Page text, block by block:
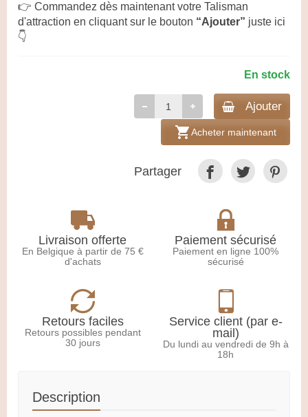
👉 Commandez dès maintenant votre Talisman
d'attraction en cliquant sur le bouton “Ajouter” juste ici
👇
En stock
Ajouter
shopping_cartAcheter maintenant
Partager
Livraison offerte
En Belgique à partir de 75 €
d'achats
Paiement sécurisé
Paiement en ligne 100%
sécurisé
Retours faciles
Retours possibles pendant
30 jours
Service client (par e-
mail)
Du lundi au vendredi de 9h à
18h
Description